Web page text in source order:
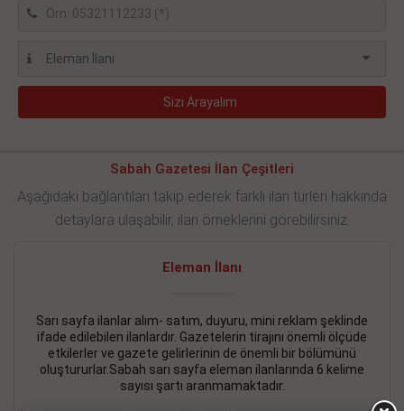
Sabah Gazetesi İlan Çeşitleri
Aşağıdaki bağlantıları takip ederek farklı ilan türleri hakkında
detaylara ulaşabilir, ilan örneklerini görebilirsiniz.
Eleman İlanı
Sarı sayfa ilanlar alım- satım, duyuru, mini reklam şeklinde
ifade edilebilen ilanlardır. Gazetelerin tirajını önemli ölçüde
etkilerler ve gazete gelirlerinin de önemli bir bölümünü
oluştururlar.Sabah sarı sayfa eleman ilanlarında 6 kelime
sayısı şartı aranmamaktadır.